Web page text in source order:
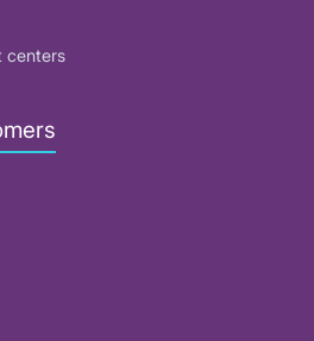
centers